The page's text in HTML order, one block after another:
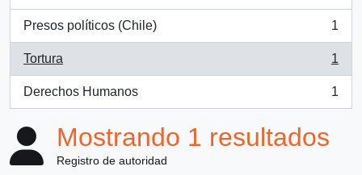
Presos políticos (Chile)
, 1 resultados
1
Tortura
, 1 resultados
1
Derechos Humanos
, 1 resultados
1
Mostrando 1 resultados
Registro de autoridad